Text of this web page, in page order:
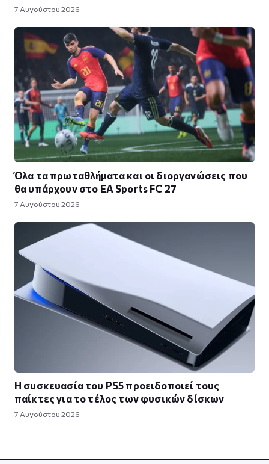
7 Αυγούστου 2026
Όλα τα πρωταθλήματα και οι διοργανώσεις που
θα υπάρχουν στο EA Sports FC 27
7 Αυγούστου 2026
Η συσκευασία του PS5 προειδοποιεί τους
παίκτες για το τέλος των φυσικών δίσκων
7 Αυγούστου 2026